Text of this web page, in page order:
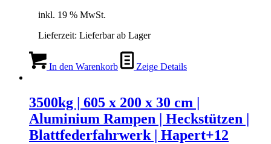
inkl. 19 % MwSt.
Lieferzeit: Lieferbar ab Lager
In den Warenkorb Zeige Details
3500kg | 605 x 200 x 30 cm |
Aluminium Rampen | Heckstützen |
Blattfederfahrwerk | Hapert+12